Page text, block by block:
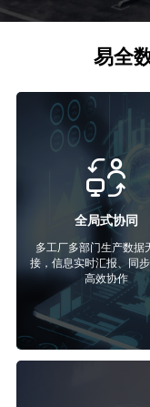
易全
全局式协同
多工厂多部门生产数据
接，信息实时汇报、同步
高效协作